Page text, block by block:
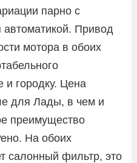
парно с
автоматикой. Привод
мотора в обоих
и городку. Цена
для Лады, в чем и
преимущество
На обоих
салонный фильтр, это